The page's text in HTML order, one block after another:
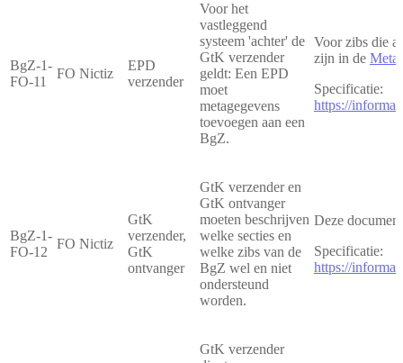
BgZ-1-
FO-11
FO Nictiz
EPD
verzender
Voor het
vastleggend
systeem 'achter' de
GtK verzender
geldt: Een EPD
moet
metagegevens
toevoegen aan een
BgZ.
Voor zibs die
zijn in de
Specificatie:
https://
BgZ-1-
FO-12
FO Nictiz
GtK
verzender,
GtK
ontvanger
GtK verzender en
GtK ontvanger
moeten beschrijven
welke secties en
welke zibs van de
BgZ wel en niet
ondersteund
worden.
Deze
Specificatie:
https://
GtK verzender